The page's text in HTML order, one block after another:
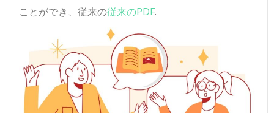
ことができ、従来の従来のPDF.